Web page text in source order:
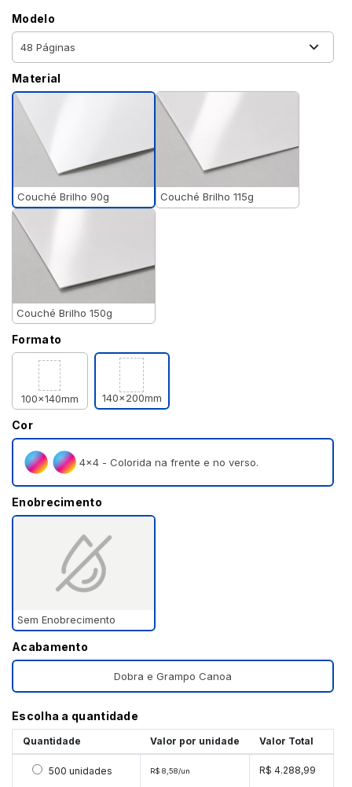
Modelo
Material
Couché Brilho 90g Couché Brilho 115g
Couché Brilho 150g
Formato
100x140mm 140x200mm
Cor
4×4 - Colorida na frente e no verso.
Enobrecimento
Sem Enobrecimento
Acabamento
Dobra e Grampo Canoa
Escolha a quantidade
Quantidade Valor por unidade Valor Total
Selecionar 500 unidades
500 unidades R$ 8,58/un R$ 4.288,99